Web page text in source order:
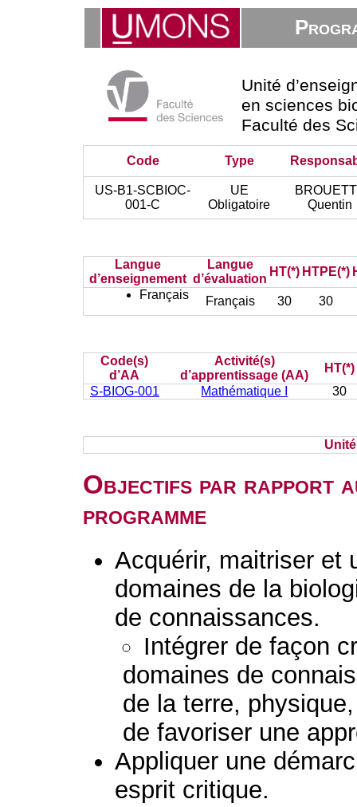
Unité
en sciences
Faculté des
Code Type
US-B1-SCBIOC-
001-C
UE
Obligatoire
Quentin
Langue
d’enseignement
Langue
d’évaluation
HT(*) HTPE(*)
Français
Français 30 30
Code(s)
d’AA
Activité(s)
d’apprentissage (AA)
HT(*)
S-BIOG-001
Mathématique I 30
Objectifs par rapport
programme
Acquérir, maitriser et
domaines de la
de connaissances.
Intégrer de façon
domaines de
de la terre,
de favoriser une
Appliquer une
esprit critique.